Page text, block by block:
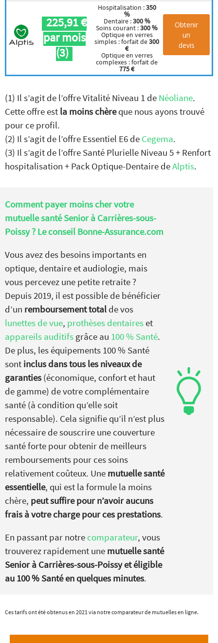
225,91 €
par mois
(3)
Hospitalisation :350
%
Dentaire :300 %
Soins courant :300 %
Optique en verres
simples : forfait de300
€
Optique en verres
complexes : forfait de
775 €
Obtenir
un
devis
(1) Il s’agit de l’offre Vitalité Niveau 1 de Néoliane.
Cette offre est la moins chèreque nous ayons trouvé
pour ce profil.
(2) Il s’agit de l’offre Essentiel E6 de Cegema.
(3) Il s’agit de l’offre Santé Plurielle Niveau 5 + Renfort
hospitalisation + Pack Optique-Dentaire deAlptis.
Comment payer moins cher votre
mutuelle santé Senior à Carrières-sous-
Poissy ? Le conseil Bonne-Assurance.com
Vous avez des besoins importants en
optique, dentaire et audiologie, mais
vous percevez une petite retraite ?
Depuis 2019, il est possible de bénéficier
d’un remboursement total de vos
lunettes de vue, prothèses dentaires et
appareils auditifs grâce au 100 % Santé.
De plus, les équipements 100 % Santé
sont inclus dans tous les niveaux de
garanties (économique, confort et haut
de gamme) de votre complémentaire
santé (à condition qu’elle soit
responsable). Cela signifie qu’il n’est plus
nécessaire de souscrire une couverture
santé forte pour obtenir de meilleurs
remboursements pour ces soins
relativement coûteux. Une mutuelle santé
essentielle, qui est la formule la moins
chère, peut suffire pour n’avoir aucuns
frais à votre charge pour ces prestations.
En passant par notre comparateur, vous
trouverez rapidement une mutuelle santé
Senior à Carrières-sous-Poissy et éligible
au 100 % Santé en quelques minutes.
Ces tarifs ont été obtenus en 2021 via notre comparateur de mutuelles en ligne.